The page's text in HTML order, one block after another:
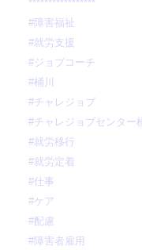
*****************
#障害福祉
#就労支援
#ジョブコーチ
#桶川
#チャレジョブ
#チャレジョブセンター
#就労移行
#就労定着
#仕事
#ケア
#配慮
#障害者雇用